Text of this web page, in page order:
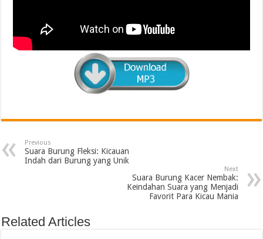
Previous
Suara Burung Fleksi: Kicauan
Indah dari Burung yang Unik
Next
Suara Burung Kacer Nembak:
Keindahan Suara yang Menjadi
Favorit Para Kicau Mania
Related Articles